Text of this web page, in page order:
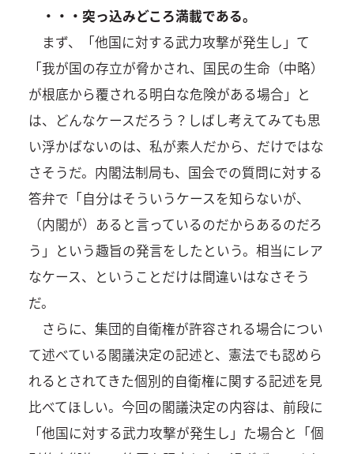
・・・突っ込みどころ満載である。
まず、「他国に対する武力攻撃が発生し」て
「我が国の存立が脅かされ、国民の生命（中略）
が根底から覆される明白な危険がある場合」と
は、どんなケースだろう？しばし考えてみても思
い浮かばないのは、私が素人だから、だけではな
さそうだ。内閣法制局も、国会での質問に対する
答弁で「自分はそういうケースを知らないが、
（内閣が）あると言っているのだからあるのだろ
う」という趣旨の発言をしたという。相当にレア
なケース、ということだけは間違いはなさそう
だ。
さらに、集団的自衛権が許容される場合につい
て述べている閣議決定の記述と、憲法でも認めら
れるとされてきた個別的自衛権に関する記述を見
比べてほしい。今回の閣議決定の内容は、前段に
「他国に対する武力攻撃が発生し」た場合と「個